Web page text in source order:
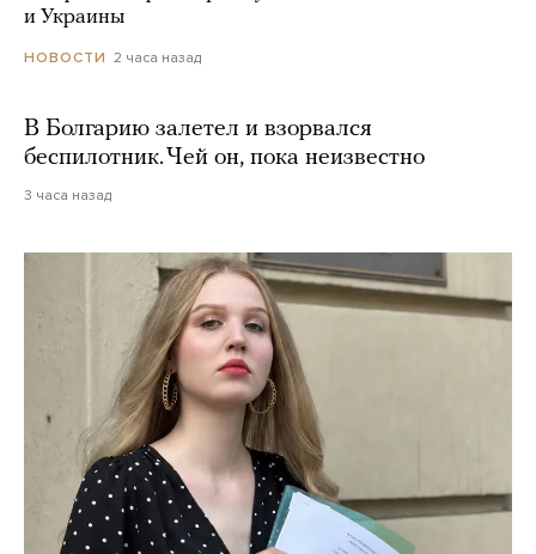
и Украины
НОВОСТИ 2 часа назад
В Болгарию залетел и взорвался
беспилотник. Чей он, пока неизвестно
3 часа назад